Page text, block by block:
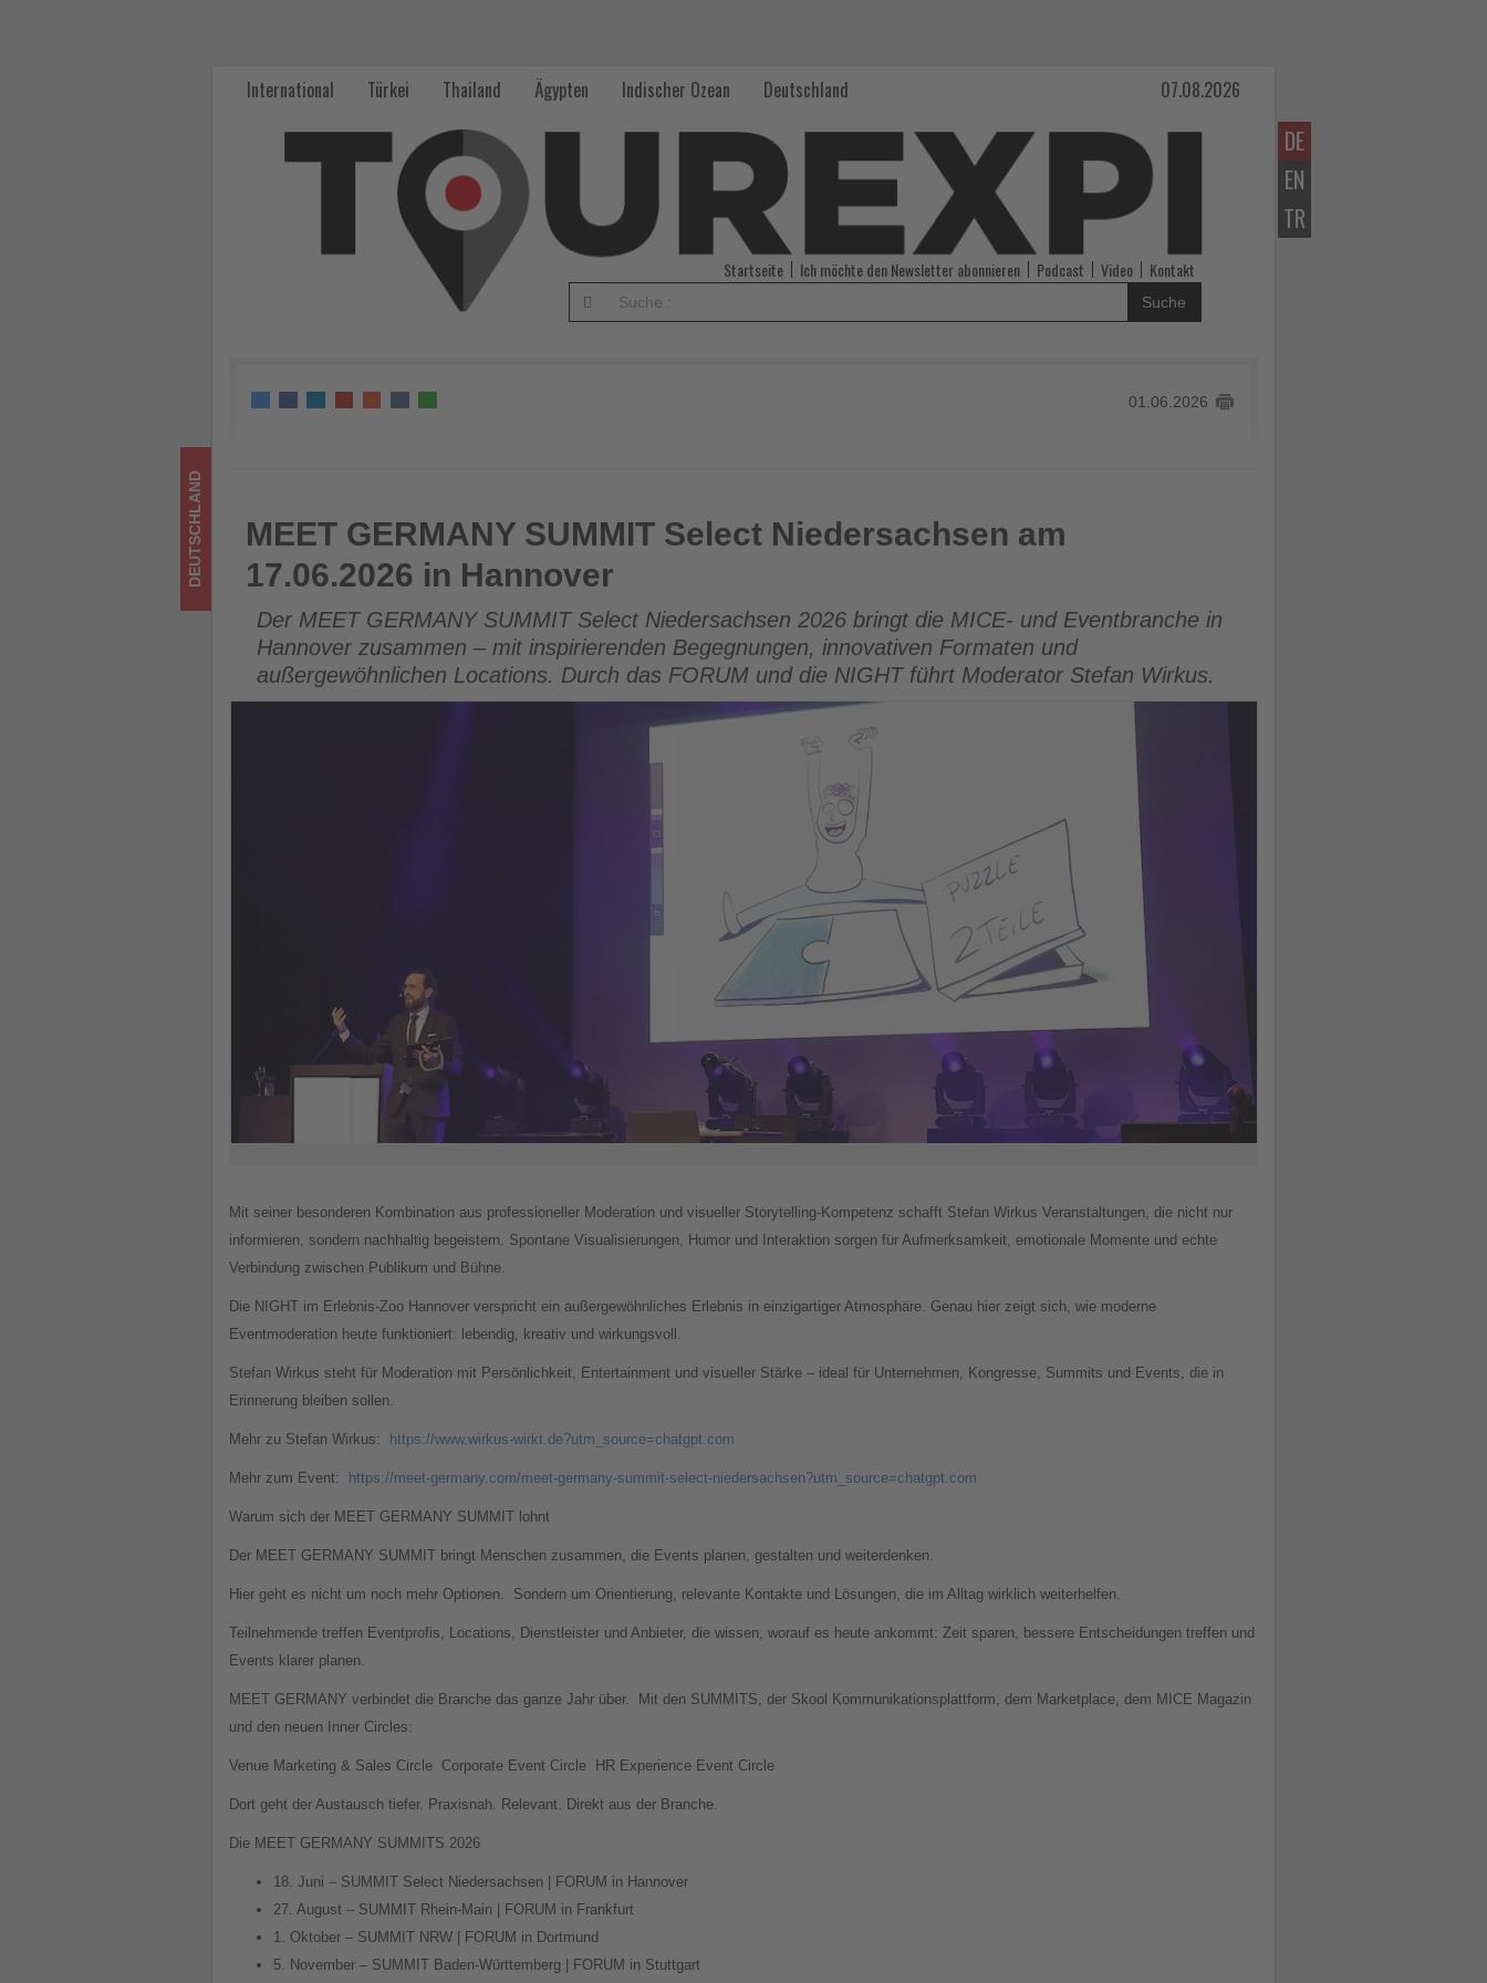
Tourismus
DE
EN
TR
International Türkei Thailand Ägypten Indischer Ozean Deutschland 07.08.2026
Startseite Ich möchte den Newsletter abonnieren Podcast Video Kontakt
Suche
01.06.2026
MEET GERMANY SUMMIT Select Niedersachsen am 17.06.2026 in Hannover
DEUTSCHLAND
MEET GERMANY SUMMIT Select Niedersachsen am
17.06.2026 in Hannover
Der MEET GERMANY SUMMIT Select Niedersachsen 2026 bringt die MICE- und Eventbranche in
Hannover zusammen – mit inspirierenden Begegnungen, innovativen Formaten und
außergewöhnlichen Locations. Durch das FORUM und die NIGHT führt Moderator Stefan Wirkus.
Mit seiner besonderen Kombination aus professioneller Moderation und visueller Storytelling-Kompetenz schafft Stefan Wirkus Veranstaltungen, die nicht nur
informieren, sondern nachhaltig begeistern. Spontane Visualisierungen, Humor und Interaktion sorgen für Aufmerksamkeit, emotionale Momente und echte
Verbindung zwischen Publikum und Bühne.
Die NIGHT im Erlebnis-Zoo Hannover verspricht ein außergewöhnliches Erlebnis in einzigartiger Atmosphäre. Genau hier zeigt sich, wie moderne
Eventmoderation heute funktioniert: lebendig, kreativ und wirkungsvoll.
Stefan Wirkus steht für Moderation mit Persönlichkeit, Entertainment und visueller Stärke – ideal für Unternehmen, Kongresse, Summits und Events, die in
Erinnerung bleiben sollen.
Mehr zu Stefan Wirkus: https://www.wirkus-wirkt.de?utm_source=chatgpt.com
Mehr zum Event: https://meet-germany.com/meet-germany-summit-select-niedersachsen?utm_source=chatgpt.com
Warum sich der MEET GERMANY SUMMIT lohnt
Der MEET GERMANY SUMMIT bringt Menschen zusammen, die Events planen, gestalten und weiterdenken.
Hier geht es nicht um noch mehr Optionen. Sondern um Orientierung, relevante Kontakte und Lösungen, die im Alltag wirklich weiterhelfen.
Teilnehmende treffen Eventprofis, Locations, Dienstleister und Anbieter, die wissen, worauf es heute ankommt: Zeit sparen, bessere Entscheidungen treffen und
Events klarer planen.
MEET GERMANY verbindet die Branche das ganze Jahr über.
Mit den SUMMITS, der Skool Kommunikationsplattform, dem Marketplace, dem MICE Magazin
und den neuen Inner Circles:
Venue Marketing & Sales Circle Corporate Event Circle HR Experience Event Circle
Dort geht der Austausch tiefer. Praxisnah. Relevant. Direkt aus der Branche.
Die MEET GERMANY SUMMITS 2026
18. Juni – SUMMIT Select Niedersachsen | FORUM in Hannover
27. August – SUMMIT Rhein-Main | FORUM in Frankfurt
1. Oktober – SUMMIT NRW | FORUM in Dortmund
5. November – SUMMIT Baden-Württemberg | FORUM in Stuttgart